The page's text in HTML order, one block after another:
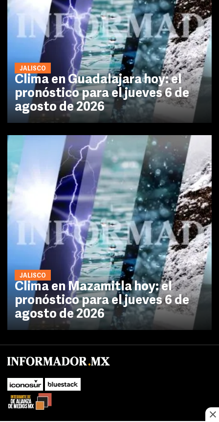
JALISCO
Clima en Guadalajara hoy: el
pronóstico para el jueves 6 de
agosto de 2026
JALISCO
Clima en Mazamitla hoy: el
pronóstico para el jueves 6 de
agosto de 2026